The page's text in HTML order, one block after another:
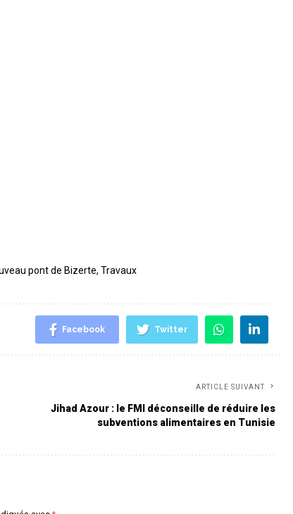
pont de Bizerte, Travaux
Facebook Twitter
ARTICLE SUIVANT
Jihad Azour : le FMI déconseille de réduire les
subventions alimentaires en Tunisie